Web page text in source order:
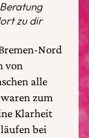
zu dir
Nord
von
alle
zum
Klarheit
bei